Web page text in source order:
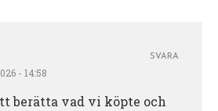
- 14:58
berätta vad vi köpte och
SVARA